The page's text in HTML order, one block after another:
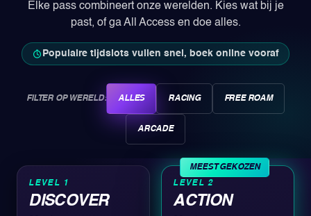
Elke pass combineert onze werelden. Kies wat bij je
past, of ga All Access en doe alles.
Populaire tijdslots vullen snel, boek online vooraf
FILTER OP WERELD: ALLES RACING FREE ROAM
ARCADE
LEVEL 1
DISCOVER
MEEST GEKOZEN
LEVEL 2
ACTION